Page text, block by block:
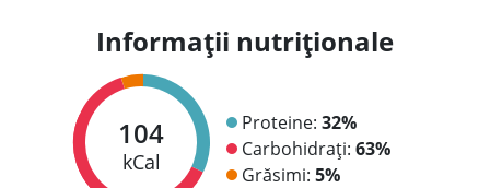
Informații nutriționale
104
kCal
Proteine: 32%
Carbohidrați: 63%
Grăsimi: 5%